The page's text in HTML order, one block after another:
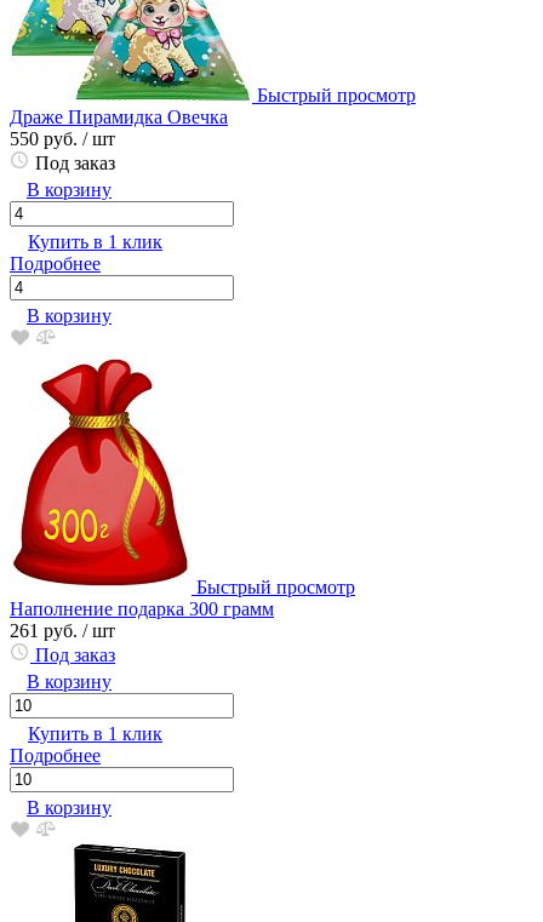
Быстрый просмотр
Драже Пирамидка Овечка
550 руб. / шт
Под заказ
В корзину
Купить в 1 клик
Подробнее
В корзину
Быстрый просмотр
Наполнение подарка 300 грамм
261 руб. / шт
Под заказ
В корзину
Купить в 1 клик
Подробнее
В корзину